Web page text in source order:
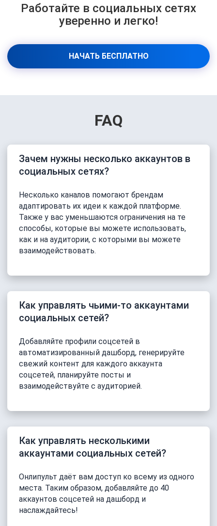
Работайте в социальных сетях
уверенно и легко!
НАЧАТЬ БЕСПЛАТНО
FAQ
Зачем нужны несколько аккаунтов в
социальных сетях?
Несколько каналов помогают брендам
адаптировать их идеи к каждой платформе.
Также у вас уменьшаются ограничения на те
способы, которые вы можете использовать,
как и на аудитории, с которыми вы можете
взаимодействовать.
Как управлять чьими-то аккаунтами
социальных сетей?
Добавляйте профили соцсетей в
автоматизированный дашборд, генерируйте
свежий контент для каждого аккаунта
соцсетей, планируйте посты и
взаимодействуйте с аудиторией.
Как управлять несколькими
аккаунтами социальных сетей?
Онлипульт даёт вам доступ ко всему из одного
места. Таким образом, добавляйте до 40
аккаунтов соцсетей на дашборд и
наслаждайтесь!